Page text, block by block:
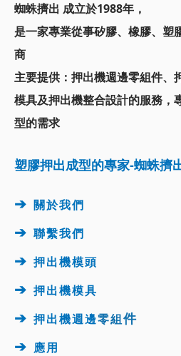
蜘蛛擠出 成立於1988年，
是一家專業從事矽膠、橡膠、塑
商
主要提供： 押出機週邊零組件、
模具及押出機整合設計的服務，
型的需求
塑膠押出成型的專家-蜘蛛擠
➔ 關於我們
➔ 聯繫我們
➔ 押出機模頭
➔ 押出機模具
➔ 押出機週邊零組件
➔ 應用